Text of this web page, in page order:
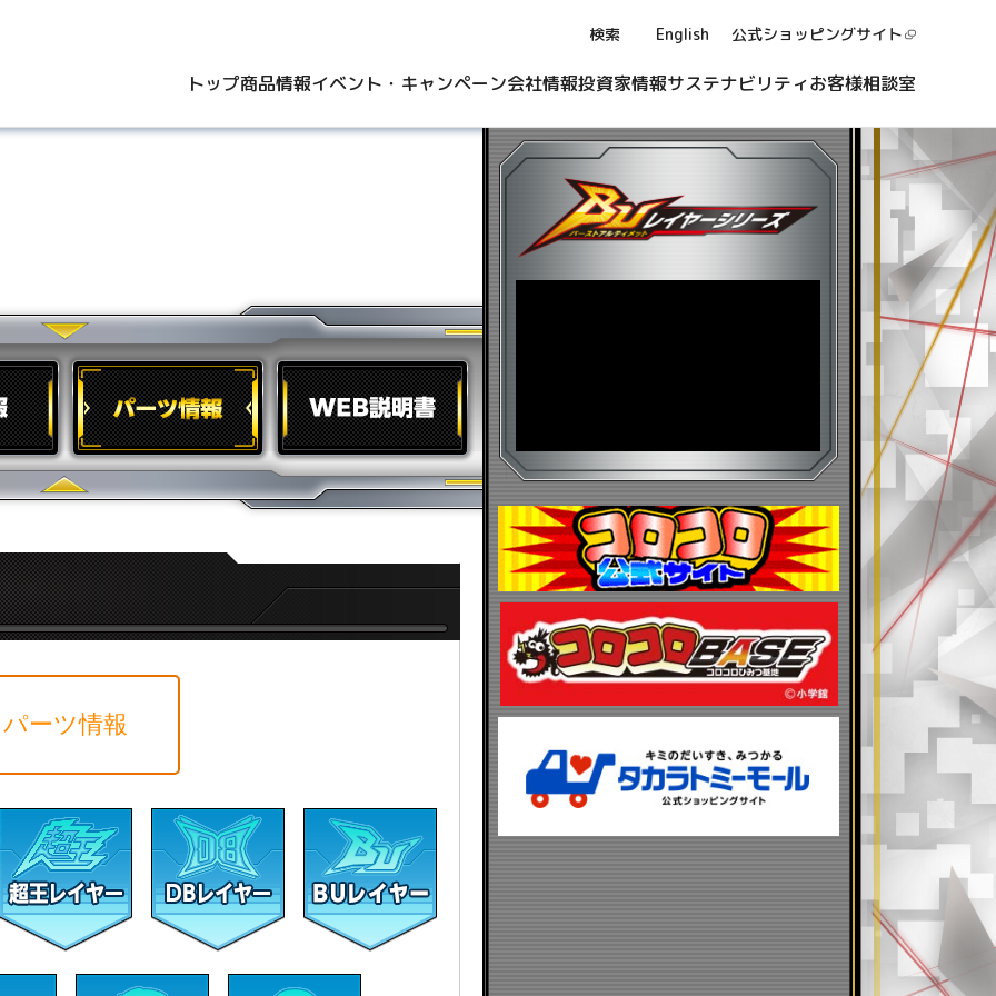
検索 English 公式ショッピングサイト
トップ商品情報イベント・キャンペーン会社情報投資家情報サステナビリティお客様相談室
パーツ情報